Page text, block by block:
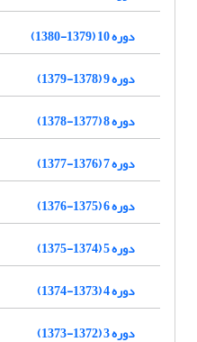
دوره 10 (1379-1380)
دوره 9 (1378-1379)
دوره 8 (1377-1378)
دوره 7 (1376-1377)
دوره 6 (1375-1376)
دوره 5 (1374-1375)
دوره 4 (1373-1374)
دوره 3 (1372-1373)